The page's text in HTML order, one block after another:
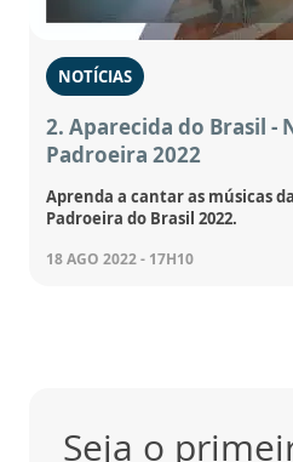
NOTÍCIAS
2. Aparecida do Brasil -
Padroeira 2022
Aprenda a cantar as músicas
Padroeira do Brasil 2022.
18 AGO 2022 - 17H10
Seja o